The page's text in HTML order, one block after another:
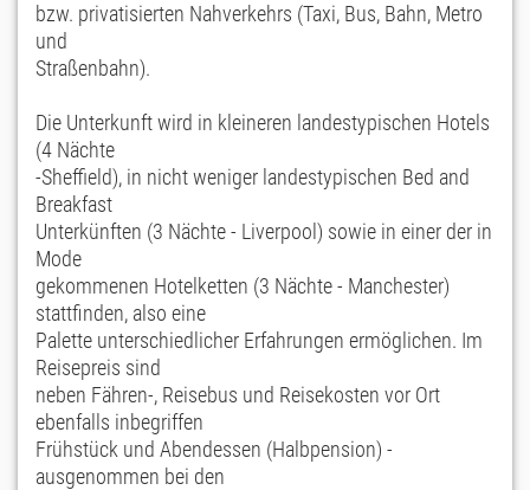
bzw. privatisierten Nahverkehrs (Taxi, Bus, Bahn, Metro
und
Straßenbahn).
Die Unterkunft wird in kleineren landestypischen Hotels
(4 Nächte
-Sheffield), in nicht weniger landestypischen Bed and
Breakfast
Unterkünften (3 Nächte - Liverpool) sowie in einer der in
Mode
gekommenen Hotelketten (3 Nächte - Manchester)
stattfinden, also eine
Palette unterschiedlicher Erfahrungen ermöglichen. Im
Reisepreis sind
neben Fähren-, Reisebus und Reisekosten vor Ort
ebenfalls inbegriffen
Frühstück und Abendessen (Halbpension) -
ausgenommen bei den